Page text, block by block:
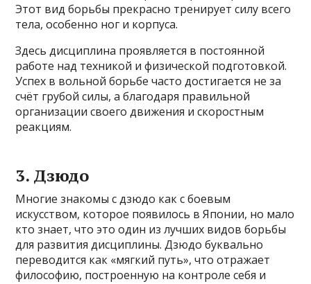
Этот вид борьбы прекрасно тренирует силу всего
тела, особенно ног и корпуса.
Здесь дисциплина проявляется в постоянной
работе над техникой и физической подготовкой.
Успех в вольной борьбе часто достигается не за
счёт грубой силы, а благодаря правильной
организации своего движения и скоростным
реакциям.
3. Дзюдо
Многие знакомы с дзюдо как с боевым
искусством, которое появилось в Японии, но мало
кто знает, что это один из лучших видов борьбы
для развития дисциплины. Дзюдо буквально
переводится как «мягкий путь», что отражает
философию, построенную на контроле себя и